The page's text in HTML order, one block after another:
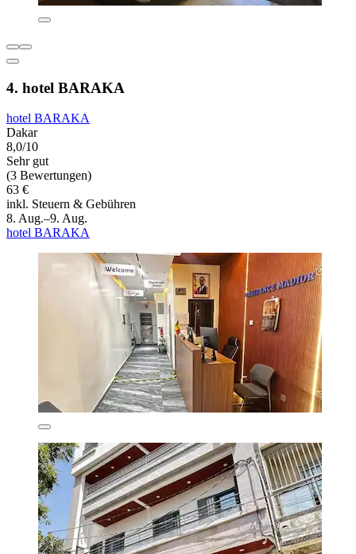
4. hotel BARAKA
hotel BARAKA
Dakar
8,0/10
Sehr gut
(3 Bewertungen)
63 €
inkl. Steuern & Gebühren
8. Aug.–9. Aug.
hotel BARAKA